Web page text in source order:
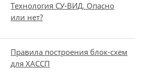
Технология СУ-ВИД. Опасно
или нет?
Правила построения блок-схем
для ХАССП